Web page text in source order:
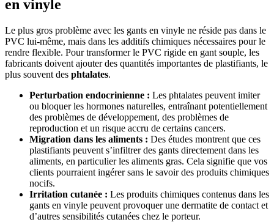
en vinyle
Le plus gros problème avec les gants en vinyle ne réside pas dans le
PVC lui-même, mais dans les additifs chimiques nécessaires pour le
rendre flexible. Pour transformer le PVC rigide en gant souple, les
fabricants doivent ajouter des quantités importantes de plastifiants, le
plus souvent des phtalates.
Perturbation endocrinienne : Les phtalates peuvent imiter
ou bloquer les hormones naturelles, entraînant potentiellement
des problèmes de développement, des problèmes de
reproduction et un risque accru de certains cancers.
Migration dans les aliments : Des études montrent que ces
plastifiants peuvent s’infiltrer des gants directement dans les
aliments, en particulier les aliments gras. Cela signifie que vos
clients pourraient ingérer sans le savoir des produits chimiques
nocifs.
Irritation cutanée : Les produits chimiques contenus dans les
gants en vinyle peuvent provoquer une dermatite de contact et
d’autres sensibilités cutanées chez le porteur.